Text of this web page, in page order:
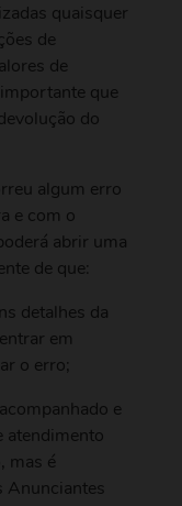
quaisquer
de
de
que
do
algum erro
e com o
abrir uma
de que:
detalhes da
em
o erro;
e
atendimento
mas é
Anunciantes